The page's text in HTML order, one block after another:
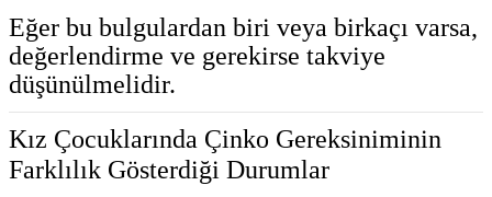
Eğer bu bulgulardan biri veya birkaçı varsa,
değerlendirme ve gerekirse takviye
düşünülmelidir.
Kız Çocuklarında Çinko Gereksiniminin
Farklılık Gösterdiği Durumlar